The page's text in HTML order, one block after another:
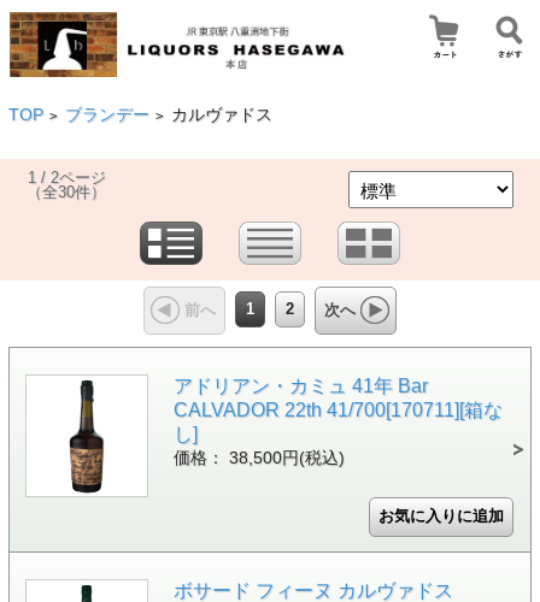
TOP > ブランデー > カルヴァドス
1 / 2ページ
（全30件）
前へ 1 2 次へ
アドリアン・カミュ 41年 Bar
CALVADOR 22th 41/700[170711][箱な
し]
価格： 38,500円(税込)
ボサード フィーヌ カルヴァドス